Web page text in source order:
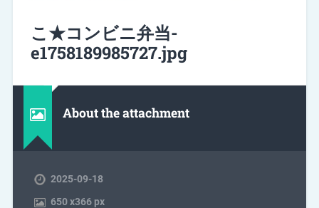
こ★コンビニ弁当-
e1758189985727.jpg
About the attachment
2025-09-18
650x366 px